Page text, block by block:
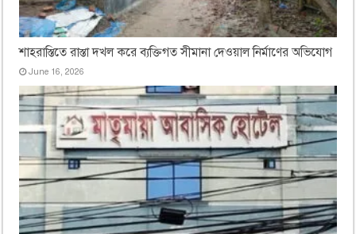
শাহরাস্তিতে রাস্তা দখল করে ব্যক্তিগত সীমানা দেওয়াল নির্মাণের অভিযোগ
June 16, 2026